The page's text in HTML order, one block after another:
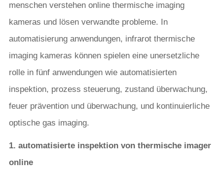
menschen verstehen online thermische imaging
kameras und lösen verwandte probleme. In
automatisierung anwendungen, infrarot thermische
imaging kameras können spielen eine unersetzliche
rolle in fünf anwendungen wie automatisierten
inspektion, prozess steuerung, zustand überwachung,
feuer prävention und überwachung, und kontinuierliche
optische gas imaging.
1. automatisierte inspektion von thermische imager
online